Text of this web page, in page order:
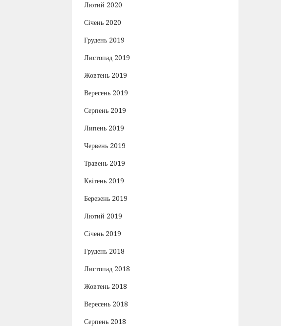
Лютий 2020
Січень 2020
Грудень 2019
Листопад 2019
Жовтень 2019
Вересень 2019
Серпень 2019
Липень 2019
Червень 2019
Травень 2019
Квітень 2019
Березень 2019
Лютий 2019
Січень 2019
Грудень 2018
Листопад 2018
Жовтень 2018
Вересень 2018
Серпень 2018